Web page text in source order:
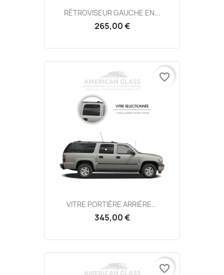
RÉTROVISEUR GAUCHE EN...
265,00 €
VITRE PORTIÈRE ARRIÈRE...
345,00 €
favorite_border
favorite_border